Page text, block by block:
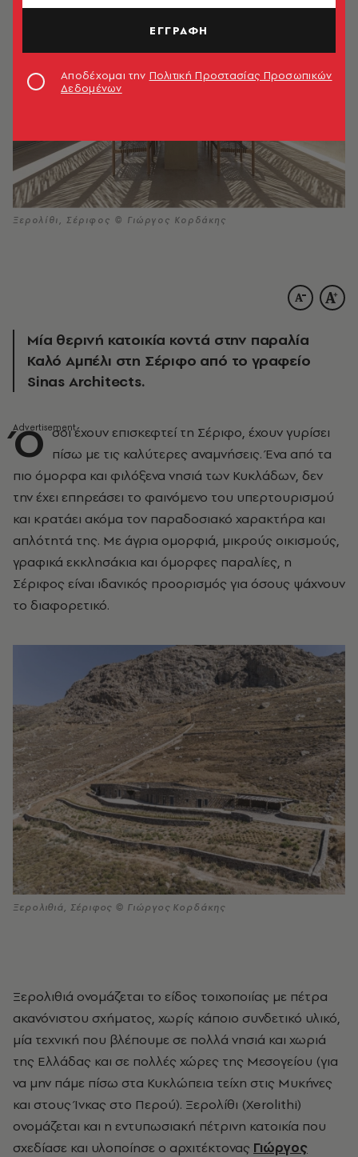
Ξερολίθι, Σέριφος © Γιώργος Κορδάκης
Μία θερινή κατοικία κοντά στην παραλία
Καλό Αμπέλι στη Σέριφο από το γραφείο
Sinas Architects.
Ό σοι έχουν επισκεφτεί τη Σέριφο, έχουν γυρίσει
πίσω με τις καλύτερες αναμνήσεις. Ένα από τα
πιο όμορφα και φιλόξενα νησιά των Κυκλάδων, δεν
την έχει επηρεάσει το φαινόμενο του υπερτουρισμού
και κρατάει ακόμα τον παραδοσιακό χαρακτήρα και
απλότητά της. Με άγρια ομορφιά, μικρούς οικισμούς,
γραφικά εκκλησάκια και όμορφες παραλίες, η
Σέριφος είναι ιδανικός προορισμός για όσους ψάχνουν
το διαφορετικό.
Ξερολιθιά, Σέριφος © Γιώργος Κορδάκης
Ξερολιθιά ονομάζεται το είδος τοιχοποιίας με πέτρα
ακανόνιστου σχήματος, χωρίς κάποιο συνδετικό υλικό,
μία τεχνική που βλέπουμε σε πολλά νησιά και χωριά
της Ελλάδας και σε πολλές χώρες της Μεσογείου (για
να μην πάμε πίσω στα Κυκλώπεια τείχη στις Μυκήνες
και στους Ίνκας στο Περού). Ξερολίθι (Xerolithi)
ονομάζεται και η εντυπωσιακή πέτρινη κατοικία που
σχεδίασε και υλοποίησε ο αρχιτέκτονας Γιώργος
ΕΓΓΡΑΦΗ
Αποδέχομαι την Πολιτική Προστασίας Προσωπικών
Δεδομένων